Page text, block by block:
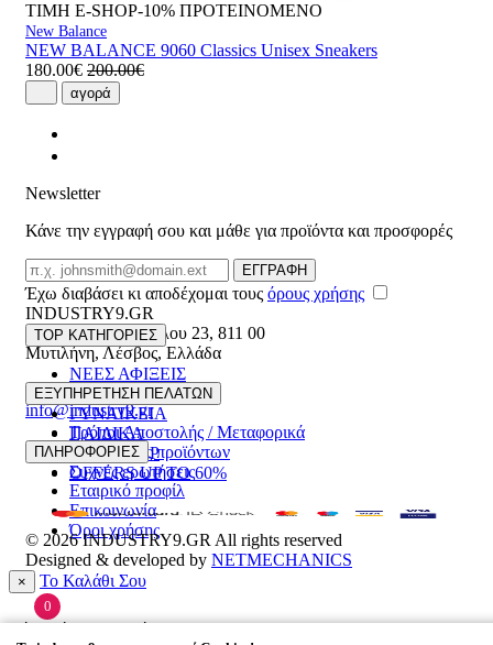
ΤΙΜΗ E-SHOP-10% ΠΡΟΤΕΙΝΟΜΕΝΟ
New Balance
NEW BALANCE 9060 Classics Unisex Sneakers
180.00€ 200.00€
αγορά
Newsletter
Κάνε την εγγραφή σου και μάθε για προϊόντα και προσφορές
Email
ΕΓΓΡΑΦΗ
Έχω διαβάσει κι αποδέχομαι τους όρους χρήσης
INDUSTRY9.GR
Ελευθέριου Βενιζέλου 23, 811 00
Μυτιλήνη,Λέσβος,Ελλάδα
22510 55629
info@industry9.gr
TOP ΚΑΤΗΓΟΡΙΕΣ
ΝΕΕΣ ΑΦΙΞΕΙΣ
ΑΝΔΡΙΚΑ
ΓΥΝΑΙΚΕΙΑ
ΠΑΙΔΙΚΑ
ΑΞΕΣΟΥΑΡ
OFFERS UP TO 60%
ΕΞΥΠΗΡΕΤΗΣΗ ΠΕΛΑΤΩΝ
Τρόποι Αποστολής / Μεταφορικά
Επιστροφές προϊόντων
Συχνές ερωτήσεις
ΠΛΗΡΟΦΟΡΙΕΣ
Εταιρικό προφίλ
Επικοινωνία
Όροι χρήσης
© 2026INDUSTRY9.GR All rights reserved
Designed & developed by NETMECHANICS
× Το Καλάθι Σου
0
Βάλε κάτι στο καλάθι σου